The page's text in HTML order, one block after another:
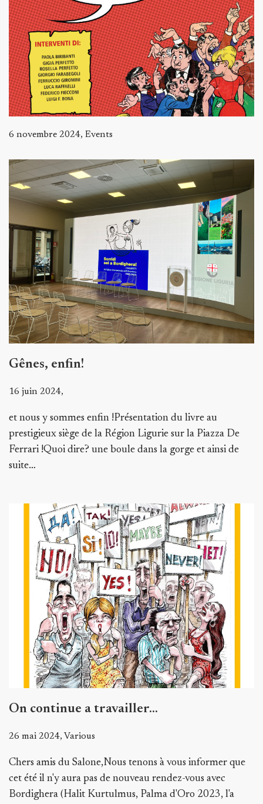
6 novembre 2024, Events
Gênes, enfin!
16 juin 2024,
et nous y sommes enfin !Présentation du livre au
prestigieux siège de la Région Ligurie sur la Piazza De
Ferrari !Quoi dire? une boule dans la gorge et ainsi de
suite…
On continue a travailler...
26 mai 2024, Various
Chers amis du Salone,Nous tenons à vous informer que
cet été il n'y aura pas de nouveau rendez-vous avec
Bordighera (Halit Kurtulmus, Palma d'Oro 2023, l'a